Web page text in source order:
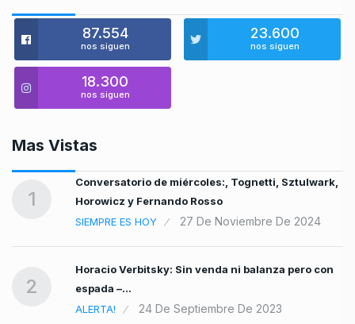
87.554
nos siguen
23.600
nos siguen
18.300
nos siguen
Mas Vistas
1
Conversatorio de miércoles:, Tognetti, Sztulwark,
Horowicz y Fernando Rosso
SIEMPRE ES HOY
27 De Noviembre De 2024
2
Horacio Verbitsky: Sin venda ni balanza pero con
espada –…
ALERTA!
24 De Septiembre De 2023